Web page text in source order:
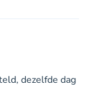
dezelfde dag